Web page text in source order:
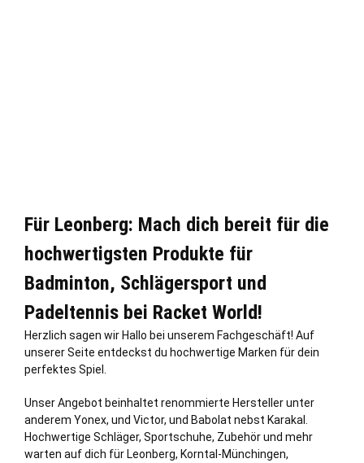
Für Leonberg: Mach dich bereit für die
hochwertigsten Produkte für
Badminton, Schlägersport und
Padeltennis bei Racket World!
Herzlich sagen wir Hallo bei unserem Fachgeschäft! Auf
unserer Seite entdeckst du hochwertige Marken für dein
perfektes Spiel.
Unser Angebot beinhaltet renommierte Hersteller unter
anderem Yonex, und Victor, und Babolat nebst Karakal.
Hochwertige Schläger, Sportschuhe, Zubehör und mehr
warten auf dich für Leonberg, Korntal-Münchingen,